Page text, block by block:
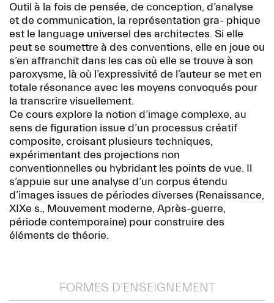
Outil à la fois de pensée, de conception, d’analyse
et de communication, la représentation gra- phique
est le language universel des architectes. Si elle
peut se soumettre à des conventions, elle en joue ou
s’en affranchit dans les cas où elle se trouve à son
paroxysme, là où l’expressivité de l’auteur se met en
totale résonance avec les moyens convoqués pour
la transcrire visuellement.
Ce cours explore la notion d’image complexe, au
sens de figuration issue d’un processus créatif
composite, croisant plusieurs techniques,
expérimentant des projections non
conventionnelles ou hybridant les points de vue. Il
s’appuie sur une analyse d’un corpus étendu
d’images issues de périodes diverses (Renaissance,
XIXe s., Mouvement moderne, Après-guerre,
période contemporaine) pour construire des
éléments de théorie.
FORMES D’ENSEIGNEMENT